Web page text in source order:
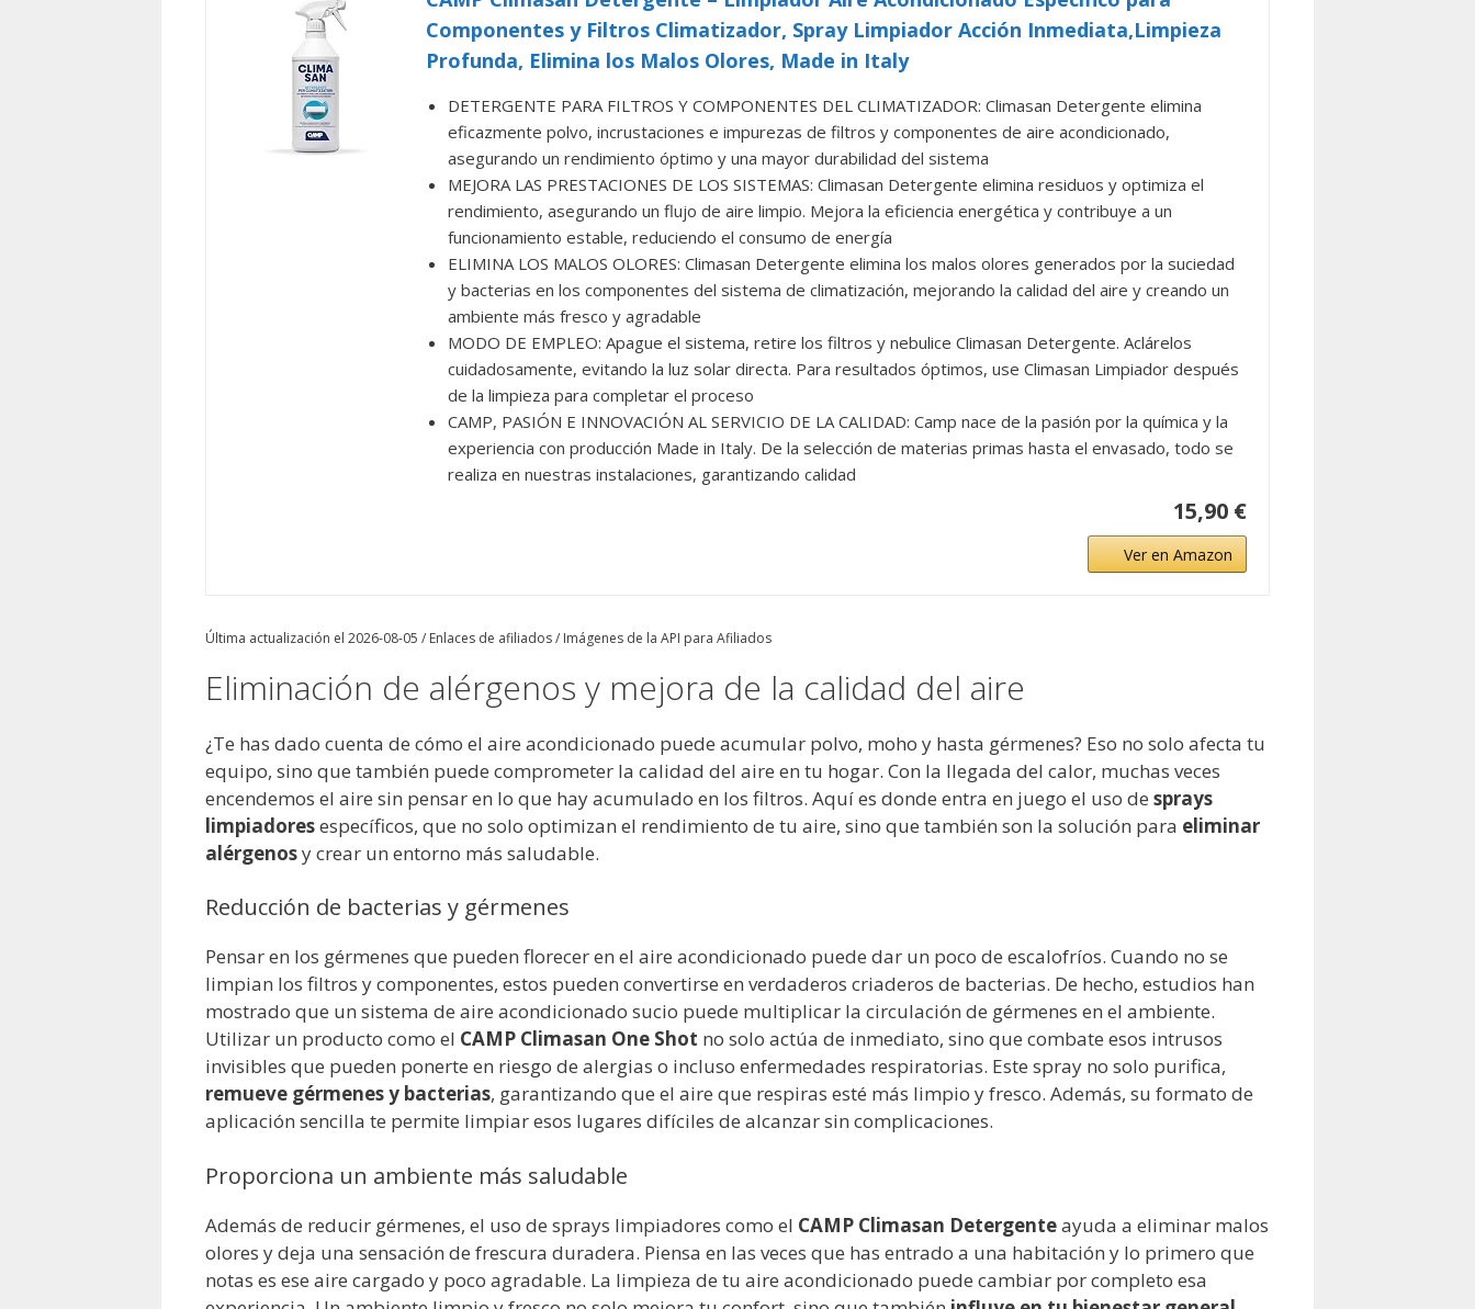
Componentes y Filtros Climatizador, Spray Limpiador Acción Inmediata,Limpieza
Profunda, Elimina los Malos Olores, Made in Italy
DETERGENTE PARA FILTROS Y COMPONENTES DEL CLIMATIZADOR: Climasan Detergente elimina
eficazmente polvo, incrustaciones e impurezas de filtros y componentes de aire acondicionado,
asegurando un rendimiento óptimo y una mayor durabilidad del sistema
MEJORA LAS PRESTACIONES DE LOS SISTEMAS: Climasan Detergente elimina residuos y optimiza el
rendimiento, asegurando un flujo de aire limpio. Mejora la eficiencia energética y contribuye a un
funcionamiento estable, reduciendo el consumo de energía
ELIMINA LOS MALOS OLORES: Climasan Detergente elimina los malos olores generados por la suciedad
y bacterias en los componentes del sistema de climatización, mejorando la calidad del aire y creando un
ambiente más fresco y agradable
MODO DE EMPLEO: Apague el sistema, retire los filtros y nebulice Climasan Detergente. Aclárelos
cuidadosamente, evitando la luz solar directa. Para resultados óptimos, use Climasan Limpiador después
de la limpieza para completar el proceso
CAMP, PASIÓN E INNOVACIÓN AL SERVICIO DE LA CALIDAD: Camp nace de la pasión por la química y la
experiencia con producción Made in Italy. De la selección de materias primas hasta el envasado, todo se
realiza en nuestras instalaciones, garantizando calidad
15,90 €
Ver en Amazon
Última actualización el 2026-08-05 / Enlaces de afiliados / Imágenes de la API para Afiliados
Eliminación de alérgenos y mejora de la calidad del aire
¿Te has dado cuenta de cómo el aire acondicionado puede acumular polvo, moho y hasta gérmenes? Eso no solo afecta tu
equipo, sino que también puede comprometer la calidad del aire en tu hogar. Con la llegada del calor, muchas veces
encendemos el aire sin pensar en lo que hay acumulado en los filtros. Aquí es donde entra en juego el uso de sprays
limpiadoresespecíficos, que no solo optimizan el rendimiento de tu aire, sino que también son la solución para eliminar
alérgenosy crear un entorno más saludable.
Reducción de bacterias y gérmenes
Pensar en los gérmenes que pueden florecer en el aire acondicionado puede dar un poco de escalofríos. Cuando no se
limpian los filtros y componentes, estos pueden convertirse en verdaderos criaderos de bacterias. De hecho, estudios han
mostrado que un sistema de aire acondicionado sucio puede multiplicar la circulación de gérmenes en el ambiente.
Utilizar un producto como el CAMP Climasan One Shot no solo actúa de inmediato, sino que combate esos intrusos
invisibles que pueden ponerte en riesgo de alergias o incluso enfermedades respiratorias. Este spray no solo purifica,
remueve gérmenes y bacterias, garantizando que el aire que respiras esté más limpio y fresco. Además, su formato de
aplicación sencilla te permite limpiar esos lugares difíciles de alcanzar sin complicaciones.
Proporciona un ambiente más saludable
Además de reducir gérmenes, el uso de sprays limpiadores como el CAMP Climasan Detergenteayuda a eliminar malos
olores y deja una sensación de frescura duradera. Piensa en las veces que has entrado a una habitación y lo primero que
notas es ese aire cargado y poco agradable. La limpieza de tu aire acondicionado puede cambiar por completo esa